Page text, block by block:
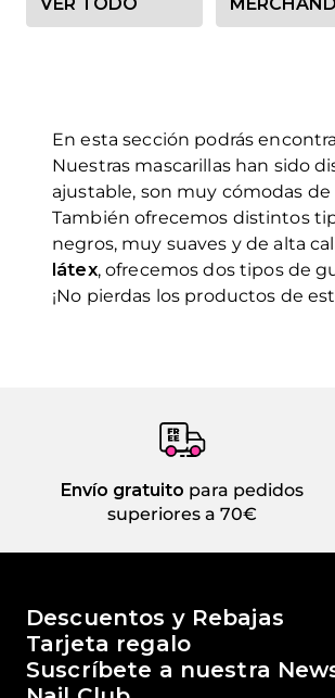
En esta sección podrás
Nuestras mascarillas han sido
ajustable, son muy cómodas de
También ofrecemos distintos
negros, muy suaves y de alta
látex, ofrecemos dos tipos de
¡No pierdas los productos de
Envío gratuito para pedidos
superiores a 70€
El mundo de Passione
Descuentos y Rebajas
Tarjeta regalo
Suscríbete a nuestra